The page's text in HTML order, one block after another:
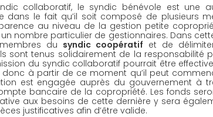
collaboratif, le syndic bénévole est une
dans le fait qu’il soit composé de plusieurs
au niveau de la gestion petite
nombre particulier de gestionnaires. Dans
du syndic coopératif et de
sont tenus solidairement de la responsabilité
du syndic collaboratif pourrait être
donc à partir de ce moment qu’il peut
est engagée auprès du gouvernement à
bancaire de la copropriété. Les fonds
aux besoins de cette dernière y sera
justificatives afin d’être valide.